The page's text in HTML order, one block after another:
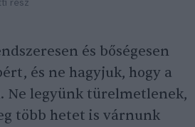
rész
és bőségesen
és ne hagyjuk, hogy a
Ne legyünk türelmetlenek,
több hetet is várnunk